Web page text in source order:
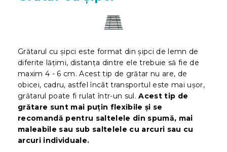
Grătarul cu șipci este format din șipci de lemn de
diferite lățimi, distanța dintre ele trebuie să fie de
maxim 4 - 6 cm. Acest tip de grătar nu are, de
obicei, cadru, astfel încât transportul este mai ușor,
grătarul poate fi rulat într-un sul.Acest tip de
grătare sunt mai puțin flexibile și se
recomandă pentru saltelele din spumă, mai
maleabile sau sub saltelele cu arcuri sau cu
arcuri individuale.